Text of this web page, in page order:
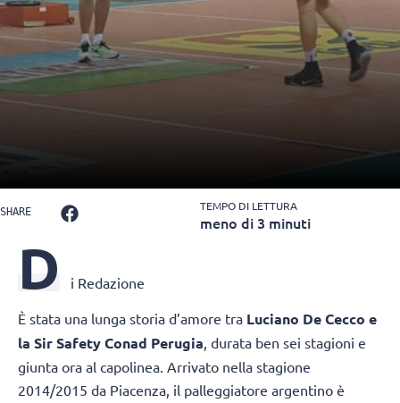
SHARE TEMPO DI LETTURA
meno di 3 minuti
D i Redazione
È stata una lunga storia d’amore tra Luciano De Cecco e
la Sir Safety Conad Perugia, durata ben sei stagioni e
giunta ora al capolinea. Arrivato nella stagione
2014/2015 da Piacenza, il palleggiatore argentino è